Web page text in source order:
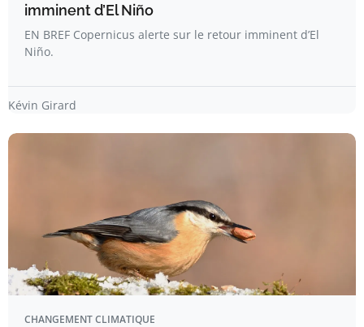
imminent d’El Niño
EN BREF Copernicus alerte sur le retour imminent d’El
Niño.
Kévin Girard
CHANGEMENT CLIMATIQUE